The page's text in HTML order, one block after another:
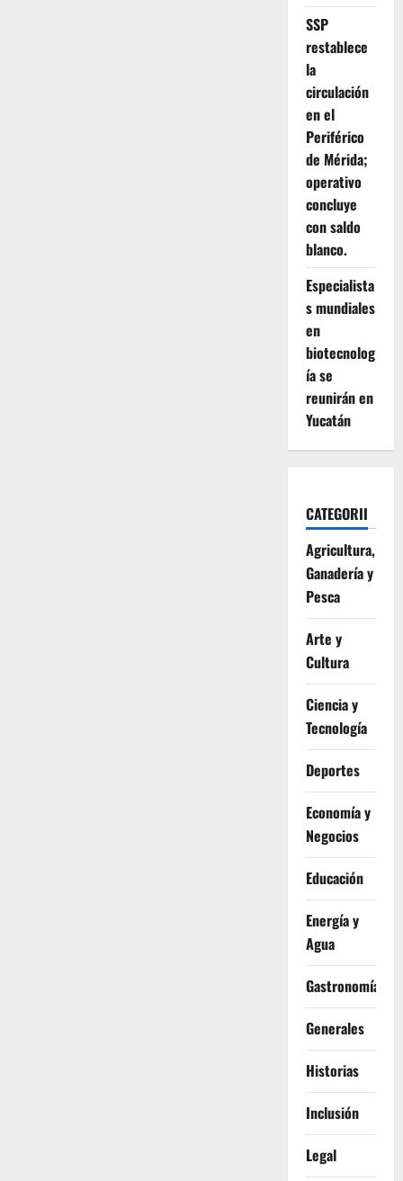
SSP
restablece
la
circulación
en el
Periférico
de Mérida;
operativo
concluye
con saldo
blanco.
Especialista
s mundiales
en
biotecnolog
ía se
reunirán en
Yucatán
CATEGORII
Agricultura,
Ganadería y
Pesca
Arte y
Cultura
Ciencia y
Tecnología
Deportes
Economía y
Negocios
Educación
Energía y
Agua
Gastronomía
Generales
Historias
Inclusión
Legal